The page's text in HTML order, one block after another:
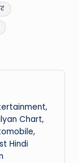
Chart,
Hindi